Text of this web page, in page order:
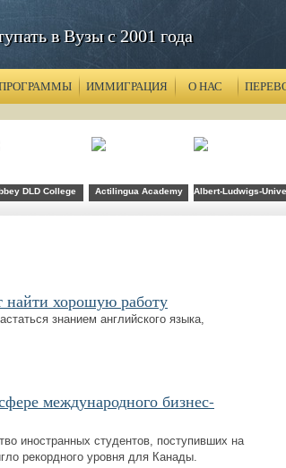
в Вузы с 2001 года
ИММИГРАЦИЯ О НАС
FLS при CSU Fullerton
DLD College Actilingua Academy Albert-Ludwigs-
найти хорошую работу
знанием английского языка,
международного бизнес-
иностранных студентов, поступивших на
рекордного уровня для Канады.